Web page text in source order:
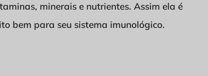
minerais e nutrientes. Assim ela é
bem para seu sistema imunológico.